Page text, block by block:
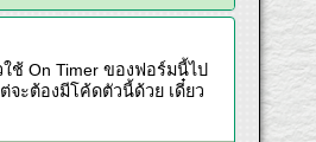
ช้ On Timer ของฟอร์มนี้ไป
จะต้องมีโค้ดตัวนี้ด้วย เดี๋ยว